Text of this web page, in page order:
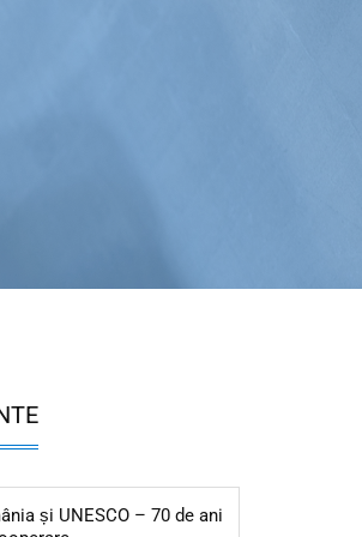
și UNESCO – 70 de ani